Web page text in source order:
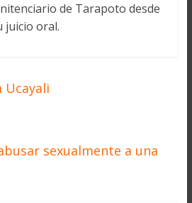
de Tarapoto desde
juicio oral.
Ucayali
sexualmente a una